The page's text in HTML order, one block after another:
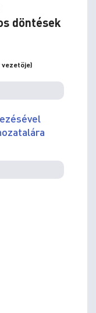
döntések
vezetője)